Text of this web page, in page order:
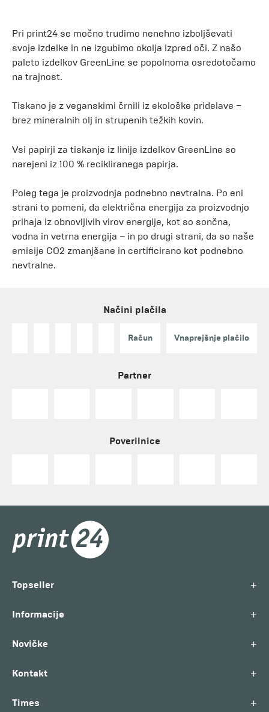
Pri print24 se močno trudimo nenehno izboljševati
svoje izdelke in ne izgubimo okolja izpred oči. Z našo
paleto izdelkov GreenLine se popolnoma osredotočamo
na trajnost.
Tiskano je z veganskimi črnili iz ekološke pridelave –
brez mineralnih olj in strupenih težkih kovin.
Vsi papirji za tiskanje iz linije izdelkov GreenLine so
narejeni iz 100 % recikliranega papirja.
Poleg tega je proizvodnja podnebno nevtralna. Po eni
strani to pomeni, da električna energija za proizvodnjo
prihaja iz obnovljivih virov energije, kot so sončna,
vodna in vetrna energija – in po drugi strani, da so naše
emisije CO2 zmanjšane in certificirano kot podnebno
nevtralne.
Načini plačila
Račun Vnaprejšnje plačilo
Partner
Poverilnice
Topseller +
Informacije +
Novičke +
Kontakt +
Times +